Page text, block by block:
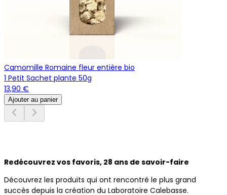
Camomille Romaine fleur entière bio
1 Petit Sachet plante 50g
13,90 €
Ajouter au panier
Redécouvrez vos favoris, 28 ans de savoir-faire
Découvrez les produits qui ont rencontré le plus grand
succès depuis la création du Laboratoire Calebasse.